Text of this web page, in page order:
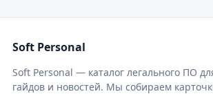
Soft Personal
Soft Personal — каталог легального ПО
гайдов и новостей. Мы собираем